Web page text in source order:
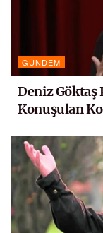
GÜNDEM
Deniz Göktaş
Konuşulan